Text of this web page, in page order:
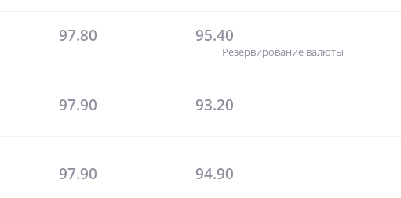
97.80 95.40
Резервирование валюты
97.90 93.20
97.90 94.90